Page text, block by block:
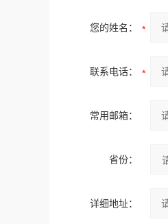
您的姓名：
联系电话：
常用邮箱：
省份：
详细地址：